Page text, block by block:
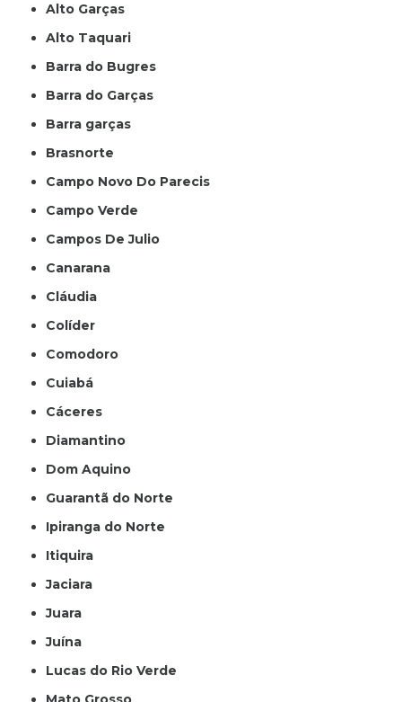
Alto Garças
Alto Taquari
Barra do Bugres
Barra do Garças
Barra garças
Brasnorte
Campo Novo Do Parecis
Campo Verde
Campos De Julio
Canarana
Cláudia
Colíder
Comodoro
Cuiabá
Cáceres
Diamantino
Dom Aquino
Guarantã do Norte
Ipiranga do Norte
Itiquira
Jaciara
Juara
Juína
Lucas do Rio Verde